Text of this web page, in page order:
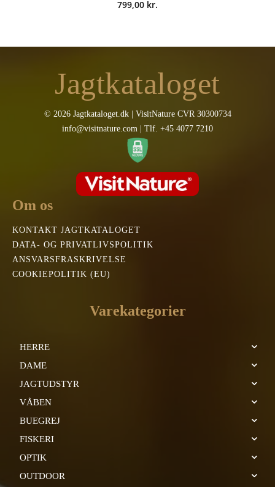
799,00 kr.
Jagtkataloget
© 2026 Jagtkataloget.dk | VisitNature CVR 30300734
info@visitnature.com | Tlf. +45 4077 7210
Om os
KONTAKT JAGTKATALOGET
DATA- OG PRIVATLIVSPOLITIK
ANSVARSFRASKRIVELSE
COOKIEPOLITIK (EU)
Varekategorier
HERRE
DAME
JAGTUDSTYR
VÅBEN
BUEGREJ
FISKERI
OPTIK
OUTDOOR